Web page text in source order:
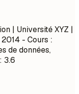
| Université XYZ |
- Cours :
de données,
3.6